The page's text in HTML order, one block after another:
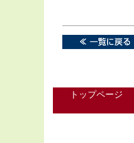
トップページ